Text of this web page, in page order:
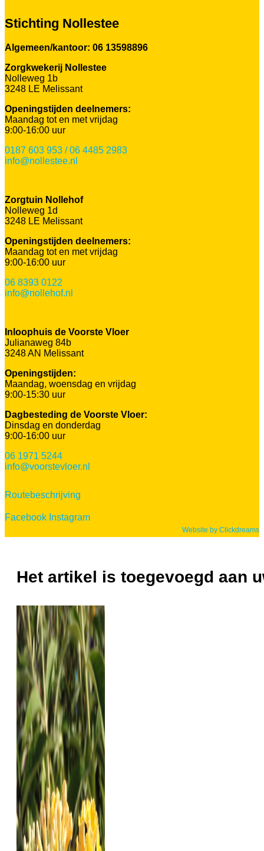
Stichting Nollestee
Algemeen/kantoor: 06 13598896
Zorgkwekerij Nollestee
Nolleweg 1b
3248 LE Melissant
Openingstijden deelnemers:
Maandag tot en met vrijdag
9:00-16:00 uur
0187 603 953 / 06 4485 2983
info@nollestee.nl
Zorgtuin Nollehof
Nolleweg 1d
3248 LE Melissant
Openingstijden deelnemers:
Maandag tot en met vrijdag
9:00-16:00 uur
06 8393 0122
info@nollehof.nl
Inloophuis de Voorste Vloer
Julianaweg 84b
3248 AN Melissant
Openingstijden:
Maandag, woensdag en vrijdag
9:00-15:30 uur
Dagbesteding de Voorste Vloer:
Dinsdag en donderdag
9:00-16:00 uur
06 1971 5244
info@voorstevloer.nl
Routebeschrijving
Facebook Instagram
Website by Clickdreams
Het artikel is toegevoegd aan